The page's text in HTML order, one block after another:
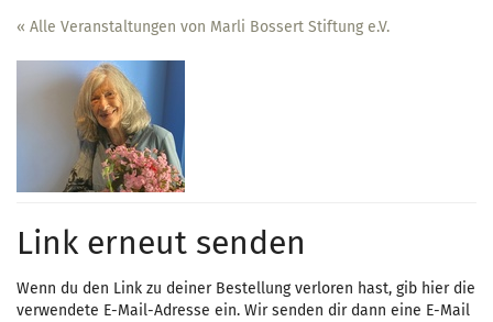
Zum
Inhalt
springen
« Alle Veranstaltungen von Marli Bossert Stiftung e.V.
Link erneut senden
Wenn du den Link zu deiner Bestellung verloren hast, gib hier die
verwendete E-Mail-Adresse ein. Wir senden dir dann eine E-Mail